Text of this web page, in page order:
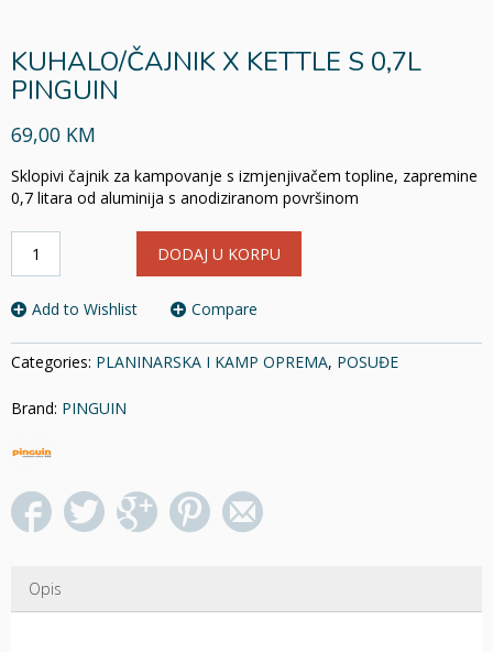
KUHALO/ČAJNIK X KETTLE S 0,7L
PINGUIN
69,00 KM
Sklopivi čajnik za kampovanje s izmjenjivačem topline, zapremine
0,7 litara od aluminija s anodiziranom površinom
ČAJNIK
KETTLE
0,7L
PINGUIN
DODAJ U KORPU
Add to Wishlist Compare
Categories: PLANINARSKA I KAMP OPREMA, POSUĐE
Brand: PINGUIN
Opis